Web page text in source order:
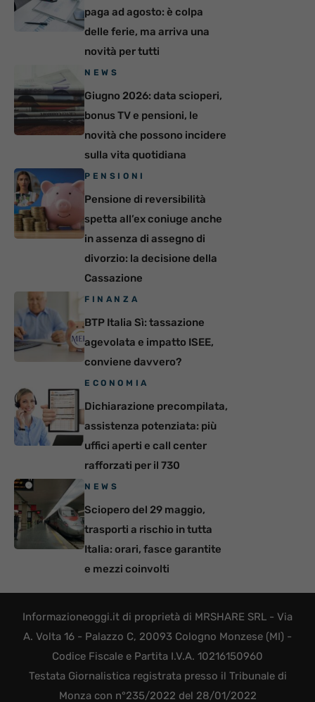
paga ad agosto: è colpa
delle ferie, ma arriva una
novità per tutti
NEWS
Giugno 2026: data scioperi,
bonus TV e pensioni, le
novità che possono incidere
sulla vita quotidiana
PENSIONI
Pensione di reversibilità
spetta all’ex coniuge anche
in assenza di assegno di
divorzio: la decisione della
Cassazione
FINANZA
BTP Italia Sì: tassazione
agevolata e impatto ISEE,
conviene davvero?
ECONOMIA
Dichiarazione precompilata,
assistenza potenziata: più
uffici aperti e call center
rafforzati per il 730
NEWS
Sciopero del 29 maggio,
trasporti a rischio in tutta
Italia: orari, fasce garantite
e mezzi coinvolti
Informazioneoggi.it di proprietà di MRSHARE SRL - Via
A. Volta 16 - Palazzo C, 20093 Cologno Monzese (MI) -
Codice Fiscale e Partita I.V.A. 10216150960
Testata Giornalistica registrata presso il Tribunale di
Monza con n°235/2022 del 28/01/2022